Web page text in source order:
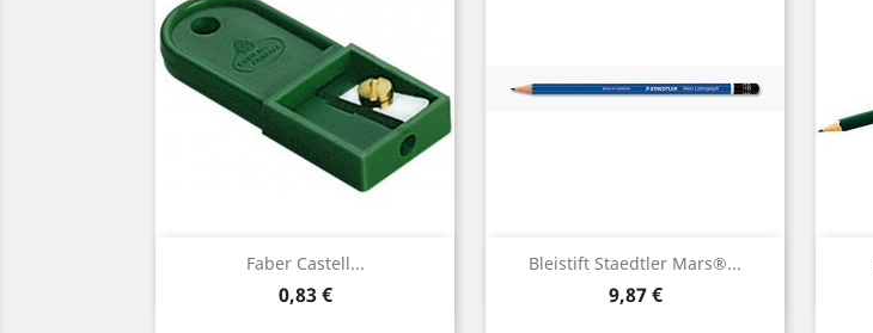
Faber Castell...
Preis
0,83 €
Vorschau Bleistift Staedtler Mars®...
Preis
9,87 €
Vorschau